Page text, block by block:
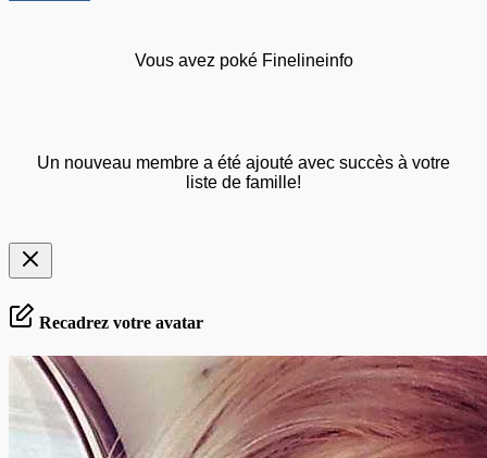
Vous avez poké Finelineinfo
Un nouveau membre a été ajouté avec succès à votre
liste de famille!
Recadrez votre avatar